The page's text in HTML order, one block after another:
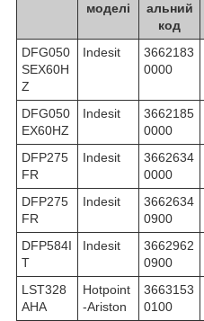
моделі
альний
код
DFG050
SEX60H
Z
Indesit
3662183
0000
DFG050
EX60HZ
Indesit
3662185
0000
DFP275
FR
Indesit
3662634
0000
DFP275
FR
Indesit
3662634
0900
DFP584I
T
Indesit
3662962
0900
LST328
AHA
Hotpoint
-Ariston
3663153
0100